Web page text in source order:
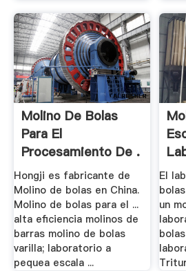
Molino De Bolas
Para El
Procesamiento De .
Hongji es fabricante de
Molino de bolas en China.
Molino de bolas para el ...
alta eficiencia molinos de
barras molino de bolas
varilla; laboratorio a
pequea escala ...
El
un